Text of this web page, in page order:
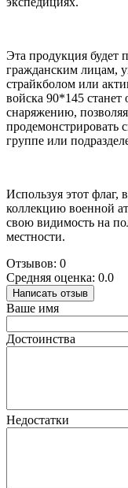
Эта продукция будет
гражданским лицам,
страйкболом или
войска 90*145
снаряжению,
продемонстрировать
группе или
Используя этот флаг,
коллекцию военной
свою видимость на
местности.
Отзывов: 0
Средняя оценка: 0.0
Написать отзыв
Ваше имя
Достоинства
Недостатки